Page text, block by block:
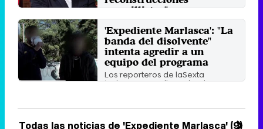
amarillistas"
El reconocido periodista hace
balance de la primera temporada
de su exitoso formato de ...
Domingo 16 Septiembre 2018 10:02
'Expediente Marlasca': "La
banda del disolvente"
intenta agredir a un
equipo del programa
Los reporteros de laSexta
tuvieron que salir corriendo por
Todas las noticias de 'Expediente Marlasca' (9)